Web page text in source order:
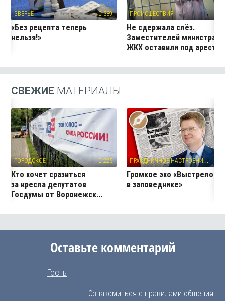
ЗВЕРЬЁ 389
«Без рецепта теперь
нельзя!»
ПРОИСШЕСТВИЯ
Не сдержала слёз.
Заместителей министра
ЖКХ оставили под
СВЕЖИЕ МАТЕРИАЛЫ
ГОРОДСКОЕ 225
Кто хочет сразиться
за кресла депутатов
Госдумы от Воронежск...
П
РАЗДНИЧНОЕ НАСТРОЕНИЕ
Громкое эхо «Выстрелов
в заповеднике»
Оставьте комментарий
Гость
Ознакомиться с правилами общения